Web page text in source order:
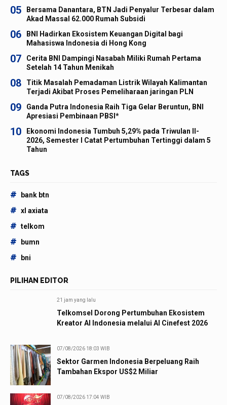
05
Bersama Danantara, BTN Jadi Penyalur Terbesar dalam
Akad Massal 62.000 Rumah Subsidi
06
BNI Hadirkan Ekosistem Keuangan Digital bagi
Mahasiswa Indonesia di Hong Kong
07
Cerita BNI Dampingi Nasabah Miliki Rumah Pertama
Setelah 14 Tahun Menikah
08
Titik Masalah Pemadaman Listrik Wilayah Kalimantan
Terjadi Akibat Proses Pemeliharaan jaringan PLN
09
Ganda Putra Indonesia Raih Tiga Gelar Beruntun, BNI
Apresiasi Pembinaan PBSI*
10
Ekonomi Indonesia Tumbuh 5,29% pada Triwulan II-
2026, Semester I Catat Pertumbuhan Tertinggi dalam 5
Tahun
TAGS
# bank btn
# xl axiata
# telkom
# bumn
# bni
PILIHAN EDITOR
21 jam yang lalu
Telkomsel Dorong Pertumbuhan Ekosistem
Kreator AI Indonesia melalui AI Cinefest 2026
07/08/2026 18:03 WIB
Sektor Garmen Indonesia Berpeluang Raih
Tambahan Ekspor US$2 Miliar
07/08/2026 17:04 WIB